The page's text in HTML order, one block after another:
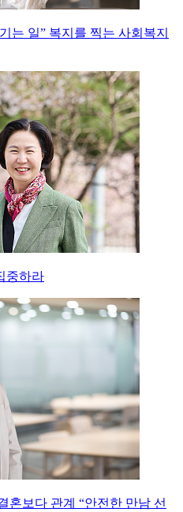
는 일” 복지를 찍는 사회복지
중하라
혼보다 관계 “안전한 만남 선